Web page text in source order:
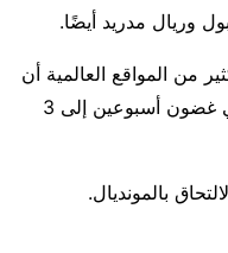
وريال مدريد أيضًا.
من المواقع العالمية أن
صلاح أصيب في الكتف وسيتعافى في غضون أسبوعين إلى 3
بالمونديال.